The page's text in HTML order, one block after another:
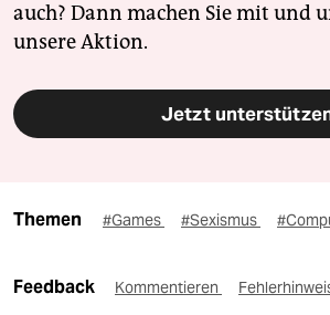
auch? Dann machen Sie mit und
unsere Aktion.
Jetzt
Themen #Games #Sexismus
Feedback Kommentieren